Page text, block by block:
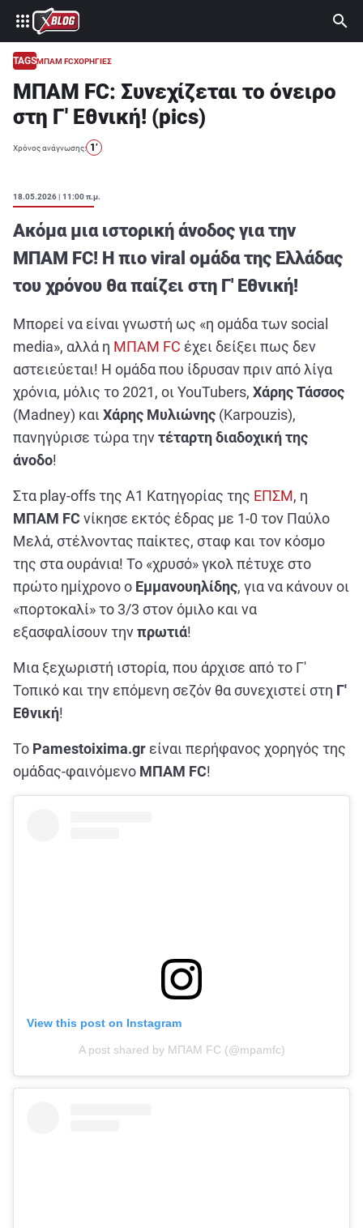
⚽ ΜΟΥΝΤΙΑΛ 2026
ΣΤΟΙΧΗΜΑ
CASINO
ΠΡΟΓΝΩΣΤΙΚΑ ΤIPSTERS
ΠΡΟΓΝΩΣΤΙΚΑ ΚΑΤΗΓΟΡΙΕΣ
ΔΙΑΓΩΝΙΣΜΟΙ
TSILI LEAGUE
ΑΘΛΗΤΙΚΑ
ΣΥΝΕΝΤΕΥΞΕΙΣ
ΑΘΛΗΤΙΚΕΣ ΜΕΤΑΔΟΣΕΙΣ
TAGSΜΠΑΜ FCΧΟΡΗΓΙΕΣ
ΜΠΑΜ FC: Συνεχίζεται το όνειρο
στη Γ' Εθνική! (pics)
Χρόνος ανάγνωσης: 1’
18.05.2026 | 11:00 π.μ.
Ακόμα μια ιστορική άνοδος για την
ΜΠΑΜ FC! Η πιο viral ομάδα της Ελλάδας
του χρόνου θα παίζει στη Γ' Εθνική!
Μπορεί να είναι γνωστή ως «η ομάδα των social
media», αλλά η ΜΠΑΜ FC έχει δείξει πως δεν
αστειεύεται! Η ομάδα που ίδρυσαν πριν από λίγα
χρόνια, μόλις το 2021, οι YouTubers, ΧάρηςΤάσσος
(Madney) και Χάρης Μυλιώνης (Karpouzis),
πανηγύρισε τώρα τηντέταρτη διαδοχική της
άνοδο!
Στα play-offs της Α1 Κατηγορίας της ΕΠΣΜ, η
ΜΠΑΜ FC νίκησε εκτός έδρας με 1-0 τον Παύλο
Μελά, στέλνοντας παίκτες, σταφ και τον κόσμο
της στα ουράνια! Το «χρυσό» γκολ πέτυχε στο
πρώτο ημίχρονο ο Εμμανουηλίδης, για να κάνουν οι
«πορτοκαλί» το 3/3 στον όμιλο και να
εξασφαλίσουν τηνπρωτιά!
Μια ξεχωριστή ιστορία, που άρχισε από το Γ'
Τοπικό και την επόμενη σεζόν θα συνεχιστεί στη Γ'
Εθνική!
Το Pamestoixima.gr είναι περήφανος χορηγός της
ομάδας-φαινόμενο ΜΠΑΜ FC!
View this post on Instagram
A post shared by ΜΠΑΜ FC (@mpamfc)